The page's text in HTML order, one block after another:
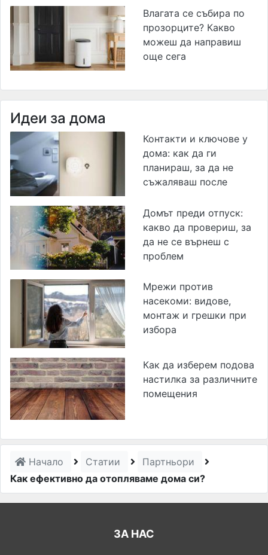
Влагата се събира по
прозорците? Какво
можеш да направиш
още сега
Идеи за дома
Контакти и ключове у
дома: как да ги
планираш, за да не
съжаляваш после
Домът преди отпуск:
какво да провериш, за
да не се върнеш с
проблем
Мрежи против
насекоми: видове,
монтаж и грешки при
избора
Как да изберем подова
настилка за различните
помещения
Начало Статии
Партньори
Как ефективно да отопляваме дома си?
ЗА НАС